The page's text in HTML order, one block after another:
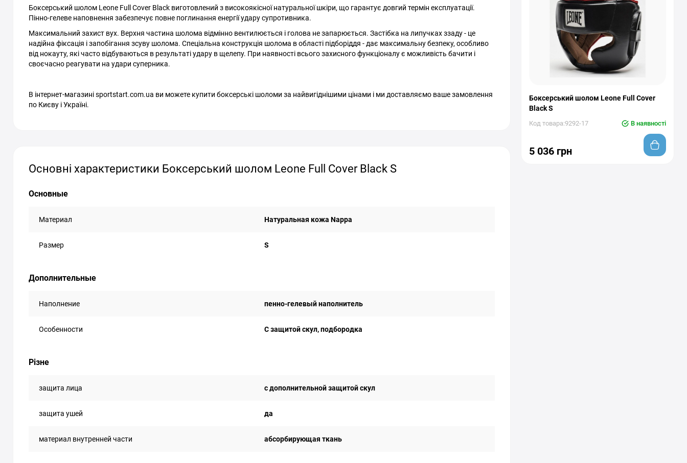
Боксерський шолом Leone Full Cover Black виготовлений з високоякісної натуральної шкіри, що гарантує довгий термін експлуатації.
Пінно-гелеве наповнення забезпечує повне поглинання енергії удару супротивника.
Максимальний захист вух. Верхня частина шолома відмінно вентилюється і голова не запарюється. Застібка на липучках ззаду - це
надійна фіксація і запобігання зсуву шолома. Спеціальна конструкція шолома в області підборіддя - дає максимальну безпеку, особливо
від нокауту, які часто відбуваються в результаті удару в щелепу. При наявності всього захисного функціоналу є можливість бачити і
своєчасно реагувати на удари суперника.
В інтернет-магазині sportstart.com.ua ви можете купити боксерські шоломи за найвигіднішими цінами і ми доставляємо ваше замовлення
по Києву і Україні.
Основні характеристики Боксерський шолом Leone Full Cover Black S
Основные
Материал Натуральная кожа Nappa
Размер S
Дополнительные
Наполнение пенно-гелевый наполнитель
Особенности С защитой скул, подбородка
Різне
защита лица с дополнительной защитой скул
защита ушей да
материал внутренней части абсорбирующая ткань
Боксерський шолом Leone Full Cover
Black S
Код товара:9292-17 В наявності
5 036 грн